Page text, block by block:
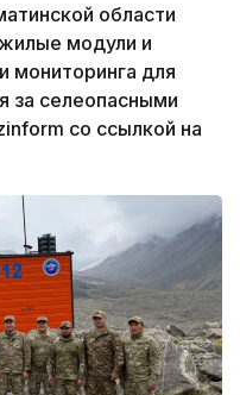
области
модули и
мониторинга для
за селеопасными
со ссылкой на